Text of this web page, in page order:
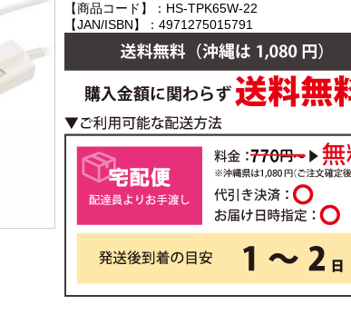
【商品コード】：HS-TPK65W-22
【JAN/ISBN】：4971275015791